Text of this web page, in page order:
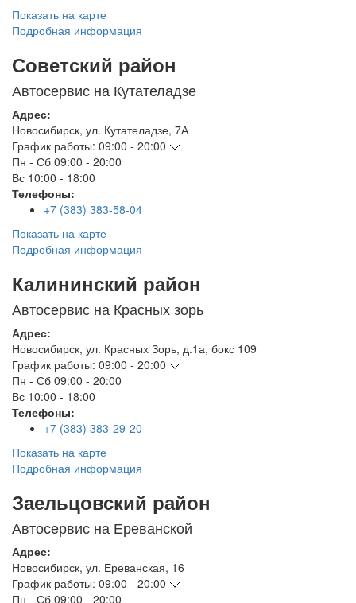
Показать на карте
Подробная информация
Советский район
Автосервис на Кутателадзе
Адрес:
Новосибирск, ул. Кутателадзе, 7А
График работы: 09:00 - 20:00
Пн - Сб 09:00 - 20:00
Вс 10:00 - 18:00
Телефоны:
+7 (383) 383-58-04
Показать на карте
Подробная информация
Калининский район
Автосервис на Красных зорь
Адрес:
Новосибирск, ул. Красных Зорь, д.1а, бокс 109
График работы: 09:00 - 20:00
Пн - Сб 09:00 - 20:00
Вс 10:00 - 18:00
Телефоны:
+7 (383) 383-29-20
Показать на карте
Подробная информация
Заельцовский район
Автосервис на Ереванской
Адрес:
Новосибирск, ул. Ереванская, 16
График работы: 09:00 - 20:00
Пн - Сб 09:00 - 20:00